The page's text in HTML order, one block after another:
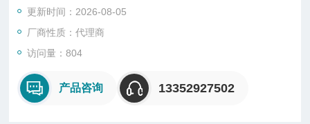
尺寸：1.5" - 10"
钳口数量：2, 3, 4
重复性：1.5 μm以内
更新时间：2026-08-05
厂商性质：代理商
访问量：804
产品咨询 13352927502